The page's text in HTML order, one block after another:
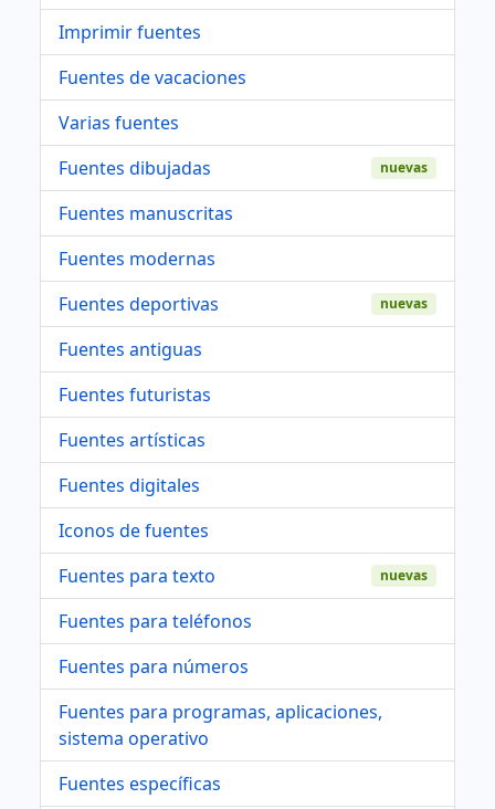
Imprimir fuentes
Fuentes de vacaciones
Varias fuentes
Fuentes dibujadas
nuevas
Fuentes manuscritas
Fuentes modernas
Fuentes deportivas
nuevas
Fuentes antiguas
Fuentes futuristas
Fuentes artísticas
Fuentes digitales
Iconos de fuentes
Fuentes para texto
nuevas
Fuentes para teléfonos
Fuentes para números
Fuentes para programas, aplicaciones,
sistema operativo
Fuentes específicas